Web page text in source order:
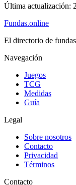
Última actualización:
Fundas.online
El directorio de
Navegación
Juegos
TCG
Medidas
Guía
Legal
Sobre nosotros
Contacto
Privacidad
Términos
Contacto